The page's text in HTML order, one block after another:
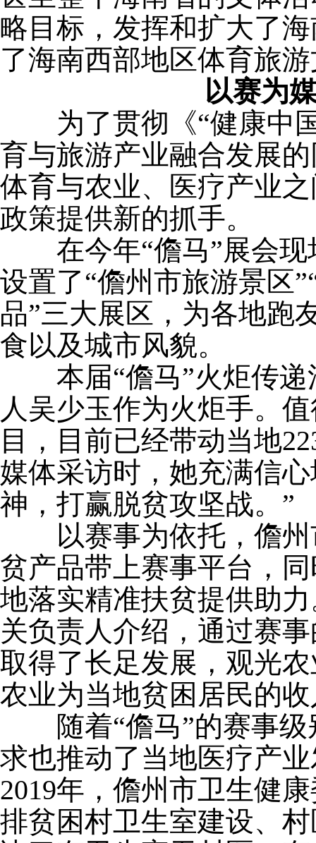
略目标，发挥和扩大了
了海南西部地区体育旅
以赛为
为了贯彻《“健康中国
育与旅游产业融合发展
体育与农业、医疗产业
政策提供新的抓手。
在今年“儋马”展会现
设置了“儋州市旅游景区
品”三大展区，为各地跑
食以及城市风貌。
本届“儋马”火炬传递
人吴少玉作为火炬手。
目，目前已经带动当地
媒体采访时，她充满信
神，打赢脱贫攻坚战。”
以赛事为依托，儋州
贫产品带上赛事平台，
地落实精准扶贫提供助
关负责人介绍，通过赛
取得了长足发展，观光
农业为当地贫困居民的
随着“儋马”的赛事级
求也推动了当地医疗产
2019年，儋州市卫生健
排贫困村卫生室建设、